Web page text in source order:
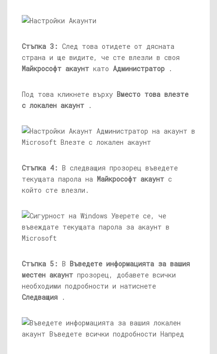
Стъпка 3: След това отидете от дясната
страна и ще видите, че сте влезли в своя
Майкрософт акаунт като Администратор .
Под това кликнете върху Вместо това влезте
с локален акаунт .
Стъпка 4: В следващия прозорец въведете
текущата парола на Майкрософт акаунт с
който сте влезли.
Стъпка 5: В Въведете информацията за вашия
местен акаунт прозорец, добавете всички
необходими подробности и натиснете
Следващия .